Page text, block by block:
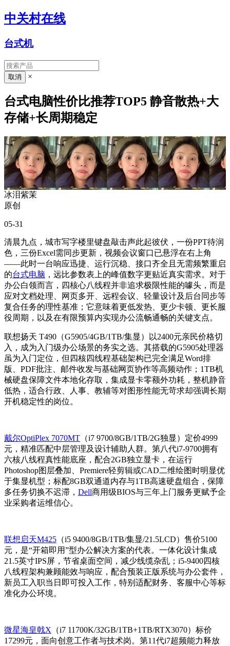
中关村在线
台式机
×
台式电脑性价比推荐TOP5 静音散热+大
存储+长周期稳定
冰泪紫茉
原创
05-31
清晨九点，城市写字楼里键盘敲击声此起彼伏，一份PPT待润
色，三份Excel需同步更新，视频会议窗口已悬浮在右上角
——此时一台响应迅捷、运行沉稳、接口齐全且无需频繁重启
的台式电脑 ，远比参数表上的峰值数字更贴近真实需求。对于
办公白领而言，四核心八线程并非追求极限性能的噱头，而是
应对文档处理、网页多开、远程会议、轻量设计及后台同步等
复合任务的理性基准；它意味着更低发热、更少卡顿、更长服
役周期，以及在有限预算内实现办公流畅通畅的关键支点。
联想扬天 T490（G5905/4GB/1TB/集显）以2400元亲民价格切
入，成为入门级办公场景的务实之选。其搭载的G5905处理器
虽为入门定位，但四核四线程基础架构已完全满足Word排
版、PDF批注、邮件收发与基础网页协作等高频动作；1TB机
械硬盘保障文件本地化存取，集成显卡零额外功耗，整机静音
低热，适合行政、人事、教辅等对图形性能无苛求却强调长期
开机稳定性的岗位。
戴尔OptiPlex 7070MT （i7 9700/8GB/1TB/2G独显）定价4999
元，精准匹配中层管理及设计辅助人群。第八代i7-9700拥有
六核八线程真性能底座，配合2GB独立显卡，在运行
Photoshop图层叠加、Premiere轻剪辑或CAD二维绘图时明显优
于集显机型；标配8GB双通道内存与1TB高速硬盘组合，保障
多任务切换不迟滞， Dell商用级BIOS与三年上门服务更赋予企
业采购者运维信心。
联想启天M425 （i5 9400/8GB/1TB/集显/21.5LCD）售价5100
元，是“开箱即用”型办公解决方案的代表。一体化设计集成
21.5英寸IPS屏，节省桌面空间，减少线缆杂乱；i5-9400四核
八线程架构兼顾能效与响应，配合预装正版系统与办公套件，
新员工入职当日即可投入工作，特别适配财务、客服中心等标
准化办公环境。
微星海皇戟X （i7 11700K/32GB/1TB+1TB/RTX3070）标价
17299元，面向创意工作者与技术岗。第11代i7超频能力释放